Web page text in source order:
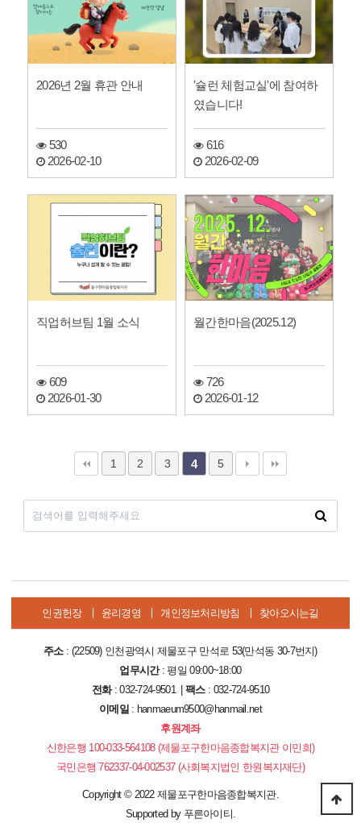
2026년 2월 휴관 안내
530
2026-02-10
'슐런 체험교실'에 참여하
였습니다!
616
2026-02-09
직업허브팀 1월 소식
609
2026-01-30
월간한마음(2025.12)
726
2026-01-12
1 2 3 4 5
인권헌장 윤리경영 개인정보처리방침 찾아오시는길
주소: (22509) 인천광역시 제물포구 만석로 53(만석동 30-7번지)
업무시간: 평일 09:00~18:00
전화: 032-724-9501 |팩스: 032-724-9510
이메일: hanmaeum9500@hanmail.net
후원계좌
신한은행 100-033-564108 (제물포구한마음종합복지관 이민희)
국민은행 762337-04-002537 (사회복지법인 한원복지재단)
Copyright ©2022 제물포구한마음종합복지관.
Supported by 푸른아이티.